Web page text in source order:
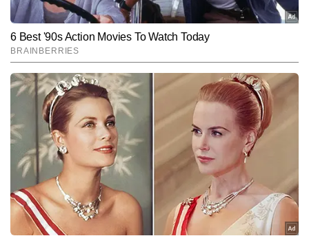
Hindi NewsSportsCricket
समीर कुमार ठाकुर AUTHOR
समीर कुमार ठाकुर टाइम्स नाउ नवभारत डिजिटल की स्पोर्ट्स टीम के सदस्य हैं।
करीब 10 वर्षों के पत्रकारिता अनुभव के साथ वे न केवल क्रिकेट, बल्कि हॉकी,
फुटबॉल, बैडमिंटन और अन्य प्रमुख खेलों की गहरी समझ रखते हैं। खेलों की
बारीकियों को पकड़ने, खिलाड़ियों के प्रदर्शन का विश्लेषण करने और मैच
परिस्थितियों को सरल व रोचक अंदाज में समझाने की उनकी क्षमता उन्हें स्पोर्ट्स बीट
का एक भरोसेमंद पत्रकार बनाती है। जर्नलिज़्म में डिप्लोमा कर चुके समीर ने टीवी
मीडिया में भी काम किया है, जिससे उन्हें लाइव न्यूज प्रेजेंटेशन, ब्रेकिंग अपडेट्स
और विजुअल स्टोरीटेलिंग का अनुभव मिला। समीर अब तक 10,000 से अधिक
आर्टिकल्स लिख चुके हैं, जिनमें कई एक्सक्लूसिव स्पोर्ट्स इंटरव्यू, ऑन-ग्राउंड
रिपोर्टिंग और मैच व सीरीज आधारित विश्लेषण शामिल हैं।
Follow Us:
Subscribe to our daily Newsletter!